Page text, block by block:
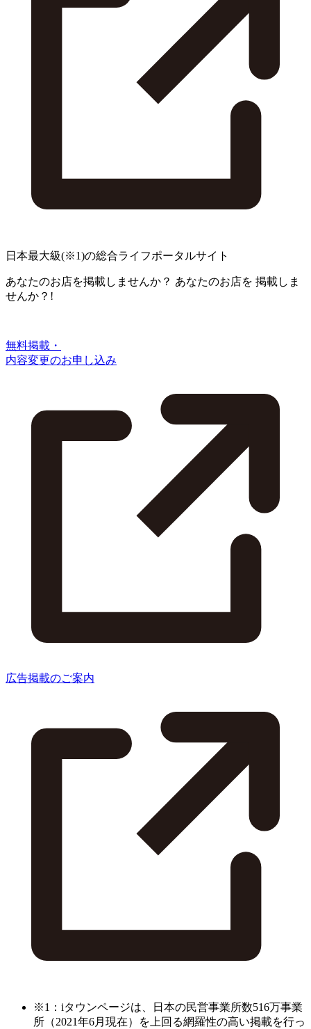
日本最大級(※1)の総合ライフポータルサイト
あなたのお店を掲載しませんか？ あなたのお店を 掲載しま
せんか？!
無料掲載・
内容変更のお申し込み
広告掲載のご案内
※1：iタウンページは、日本の民営事業所数516万事業
所（2021年6月現在）を上回る網羅性の高い掲載を行っ